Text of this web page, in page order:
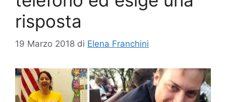
risposta
19 Marzo 2018 di Elena Franchini